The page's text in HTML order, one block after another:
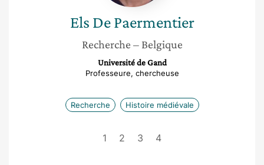
Els De Paermentier
Recherche – Belgique
Université de Gand
Professeure, chercheuse
Recherche Histoire médiévale
1 2 3 4